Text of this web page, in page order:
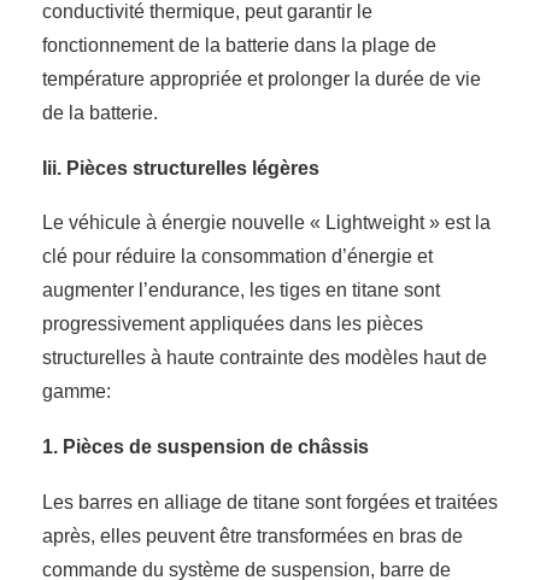
conductivité thermique, peut garantir le
fonctionnement de la batterie dans la plage de
température appropriée et prolonger la durée de vie
de la batterie.
Iii. Pièces structurelles légères
Le véhicule à énergie nouvelle « Lightweight » est la
clé pour réduire la consommation d’énergie et
augmenter l’endurance, les tiges en titane sont
progressivement appliquées dans les pièces
structurelles à haute contrainte des modèles haut de
gamme:
1. Pièces de suspension de châssis
Les barres en alliage de titane sont forgées et traitées
après, elles peuvent être transformées en bras de
commande du système de suspension, barre de